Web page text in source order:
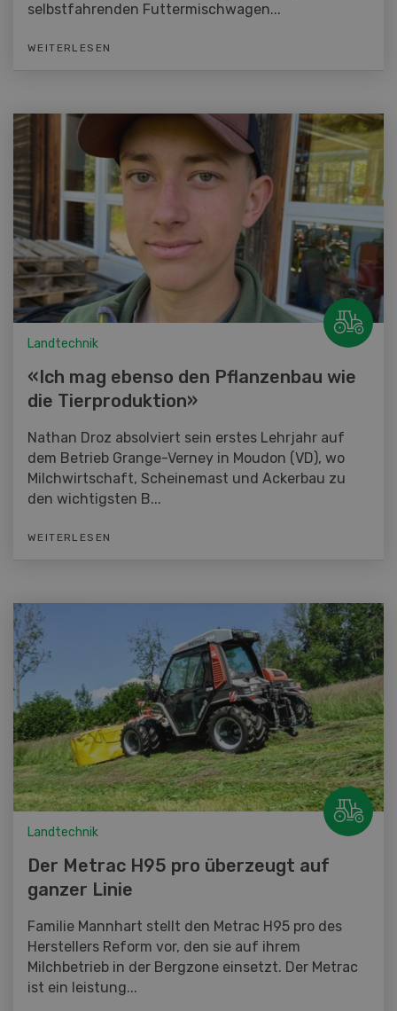
selbstfahrenden Futtermischwagen...
WEITERLESEN
Landtechnik
«Ich mag ebenso den Pflanzenbau wie
die Tierproduktion»
Nathan Droz absolviert sein erstes Lehrjahr auf
dem Betrieb Grange-Verney in Moudon (VD), wo
Milchwirtschaft, Scheinemast und Ackerbau zu
den wichtigsten B...
WEITERLESEN
Landtechnik
Der Metrac H95 pro überzeugt auf
ganzer Linie
Familie Mannhart stellt den Metrac H95 pro des
Herstellers Reform vor, den sie auf ihrem
Milchbetrieb in der Bergzone einsetzt. Der Metrac
ist ein leistung...